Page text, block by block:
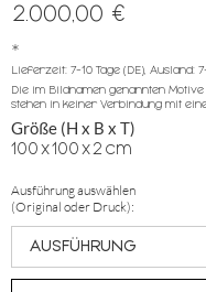
2.000,00 €
*
Lieferzeit: 7-10 Tage (DE), Ausland:
Die im Bildnamen genannten
stehen in keiner Verbindung mit
Größe (H x B x T)
100x100x2 cm
Ausführung auswählen
(Original oder Druck):